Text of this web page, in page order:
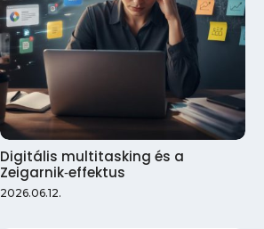
Digitális multitasking és a
Zeigarnik‑effektus
2026.06.12.